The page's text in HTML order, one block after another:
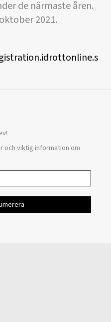
de närmaste åren.
2021.
och viktig information om